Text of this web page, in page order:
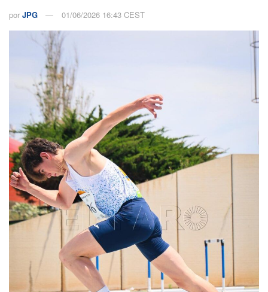
por JPG 01/06/2026 16:43 CEST